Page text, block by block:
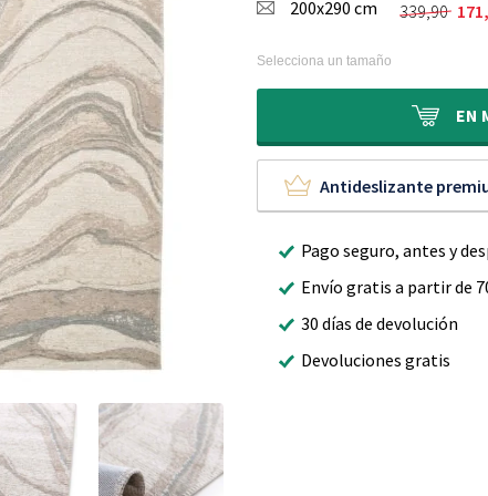
original
actual
200x290 cm 339,90
El
era:
339,90 €.
El
es:
171,95 €.
Selecciona un tamaño
EN
Antideslizante
Pago seguro, antes y
Envío gratis a partir de
30 días de devolución
Devoluciones gratis